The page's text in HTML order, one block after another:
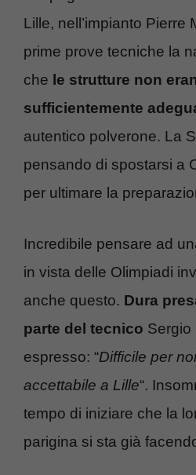
Lille, nell’impianto Pierre
prime prove tecniche la
che le strutture non
sufficientemente
autentico polverone. La
pensando di spostarsi a
per ultimare la
Incredibile pensare ad
in vista delle Olimpiadi
anche questo. Dura
parte del tecnico Sergio
espresso: “Difficile per
accettabile a Lille“.
tempo di iniziare che la
parigina si sta già